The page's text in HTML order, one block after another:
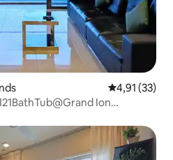
4,91 ud af 5
4,91 (33)
Ion